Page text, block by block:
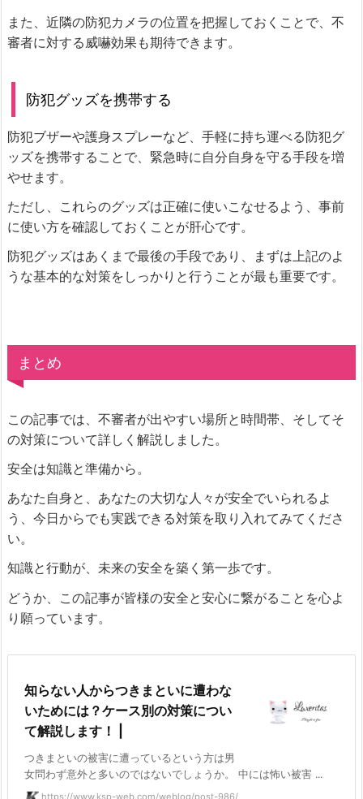
また、近隣の防犯カメラの位置を把握しておくことで、不
審者に対する威嚇効果も期待できます。
防犯グッズを携帯する
防犯ブザーや護身スプレーなど、手軽に持ち運べる防犯グ
ッズを携帯することで、緊急時に自分自身を守る手段を増
やせます。
ただし、これらのグッズは正確に使いこなせるよう、事前
に使い方を確認しておくことが肝心です。
防犯グッズはあくまで最後の手段であり、まずは上記のよ
うな基本的な対策をしっかりと行うことが最も重要です。
まとめ
この記事では、不審者が出やすい場所と時間帯、そしてそ
の対策について詳しく解説しました。
安全は知識と準備から。
あなた自身と、あなたの大切な人々が安全でいられるよ
う、今日からでも実践できる対策を取り入れてみてくださ
い。
知識と行動が、未来の安全を築く第一歩です。
どうか、この記事が皆様の安全と安心に繋がることを心よ
り願っています。
知らない人からつきまといに遭わな
いためには？ケース別の対策につい
て解説します！ |
つきまといの被害に遭っているという方は男
女問わず意外と多いのではないでしょうか。 中には怖い被害 ...
https://www.ksp-web.com/weblog/post-986/